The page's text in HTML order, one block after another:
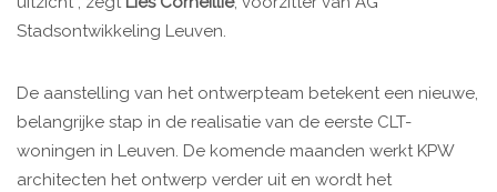
Stadsontwikkeling Leuven.
De aanstelling van het ontwerpteam betekent een nieuwe,
belangrijke stap in de realisatie van de eerste CLT-
woningen in Leuven. De komende maanden werkt KPW
architecten het ontwerp verder uit en wordt het